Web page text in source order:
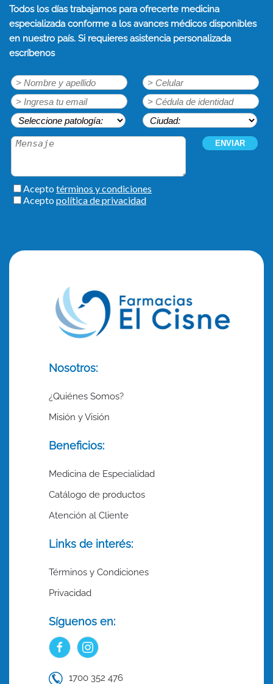
Todos los días trabajamos para ofrecerte medicina
especializada conforme a los avances médicos disponibles
en nuestro país. Si requieres asistencia personalizada
escríbenos
Nosotros:
¿Quiénes Somos?
Misión y Visión
Beneficios:
Medicina de Especialidad
Catálogo de productos
Atención al Cliente
Links de interés:
Términos y Condiciones
Privacidad
Síguenos en:
1700 352 476